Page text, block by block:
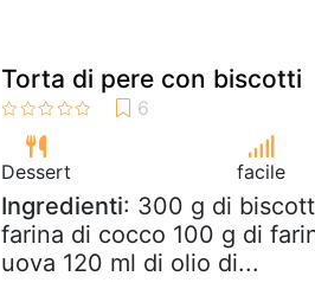
Torta di pere con biscotti
Dessert facile
Ingredienti: 300 g di
farina di cocco 100 g di
uova 120 ml di olio di...